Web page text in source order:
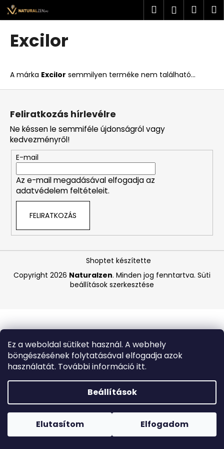
Ez a weboldal sütiket használ. A webhely
böngészésének folytatásával elfogadja azok
használatát. További információ itt.
Beállítások
Elutasítom Elfogadom
Ugrás
fő
tartalomhoz
Forró napokon nem javasoljuk a csomagautomatákba
történő kézbesítést. A magas hőmérsékletre érzékeny
termékek átvételkor nem biztos, hogy optimális állapotban
Keresés
Excilor
A márka Excilor semmilyen terméke nem található...
K
o
i
t
k
e
r
e
s
?
A
á
u
k
COCOSOLIS
CITRO
SUNTAN
OIL
110ML
07/26
L
Feliratkozás hírlevélre
Ne késsen le semmiféle újdonságról vagy
kedvezményről!
E-mail
Az e-mail megadásával elfogadja az
adatvédelem feltételeit.
FELIRATKOZÁS
Shoptet készítette
Copyright 2026 Naturalzen. Minden jog fenntartva. Süti
beállítások szerkesztése